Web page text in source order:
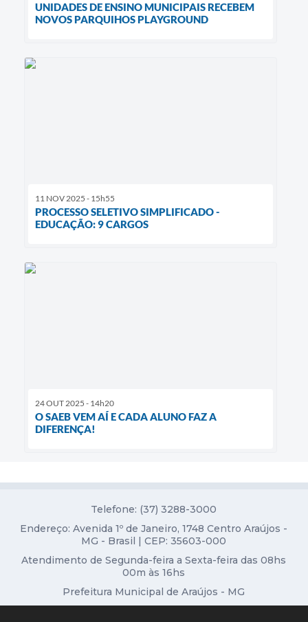
UNIDADES DE ENSINO MUNICIPAIS RECEBEM
NOVOS PARQUIHOS PLAYGROUND
11 NOV 2025 - 15h55
PROCESSO SELETIVO SIMPLIFICADO -
EDUCAÇÃO: 9 CARGOS
24 OUT 2025 - 14h20
O SAEB VEM AÍ E CADA ALUNO FAZ A
DIFERENÇA!
Telefone: (37) 3288-3000
Endereço: Avenida 1º de Janeiro, 1748 Centro Araújos -
MG - Brasil | CEP: 35603-000
Atendimento de Segunda-feira a Sexta-feira das 08hs
00m às 16hs
Prefeitura Municipal de Araújos - MG